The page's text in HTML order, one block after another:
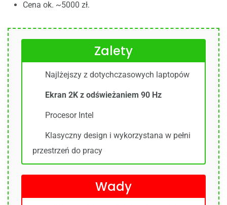
Cena ok. ~5000 zł.
Zalety
Najlżejszy z dotychczasowych laptopów
Ekran 2K z odświeżaniem 90 Hz
Procesor Intel
Klasyczny design i wykorzystana w pełni
przestrzeń do pracy
Wady